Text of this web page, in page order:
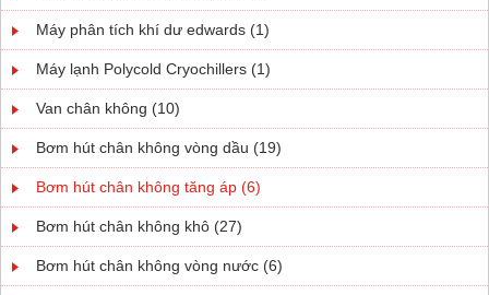
Máy phân tích khí dư edwards (1)
Máy lạnh Polycold Cryochillers (1)
Van chân không (10)
Bơm hút chân không vòng dầu (19)
Bơm hút chân không tăng áp (6)
Bơm hút chân không khô (27)
Bơm hút chân không vòng nước (6)